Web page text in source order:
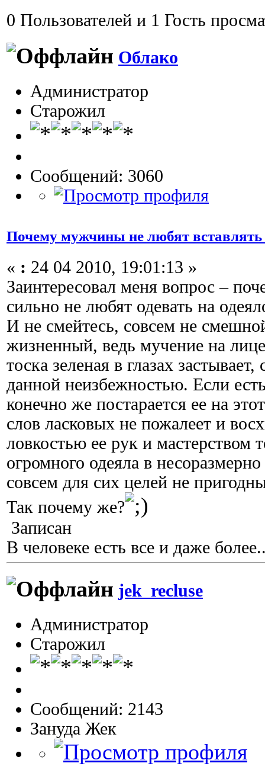
0 Пользователей и 1 Гость
Облако
Администратор
Старожил
Сообщений: 3060
Почему мужчины не любят вставлять
« : 24 04 2010, 19:01:13 »
Заинтересовал меня вопрос –
сильно не любят одевать на
И не смейтесь, совсем не
жизненный, ведь мучение на
тоска зеленая в глазах
данной неизбежностью. Если
конечно же постарается ее на
слов ласковых не пожалеет и
ловкостью ее рук и мастерством
огромного одеяла в
совсем для сих целей не
Так почему же?
Записан
В человеке есть все и даже
jek_recluse
Администратор
Старожил
Сообщений: 2143
Зануда Жек